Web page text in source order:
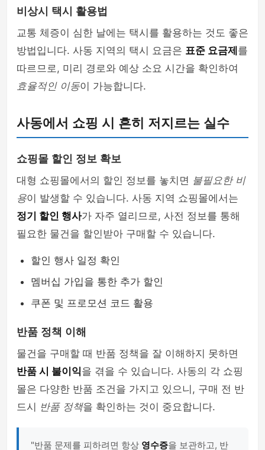
비상시 택시 활용법
교통 체증이 심한 날에는 택시를 활용하는 것도 좋은
방법입니다. 사동 지역의 택시 요금은 표준 요금제 를
따르므로, 미리 경로와 예상 소요 시간을 확인하여
효율적인 이동이 가능합니다.
사동에서 쇼핑 시 흔히 저지르는 실수
쇼핑몰 할인 정보 확보
대형 쇼핑몰에서의 할인 정보를 놓치면 불필요한 비
용이 발생할 수 있습니다. 사동 지역 쇼핑몰에서는
정기 할인 행사가 자주 열리므로, 사전 정보를 통해
필요한 물건을 할인받아 구매할 수 있습니다.
할인 행사 일정 확인
멤버십 가입을 통한 추가 할인
쿠폰 및 프로모션 코드 활용
반품 정책 이해
물건을 구매할 때 반품 정책을 잘 이해하지 못하면
반품 시 불이익을 겪을 수 있습니다. 사동의 각 쇼핑
몰은 다양한 반품 조건을 가지고 있으니, 구매 전 반
드시 반품 정책을 확인하는 것이 중요합니다.
"반품 문제를 피하려면 항상 영수증을 보관하고, 반